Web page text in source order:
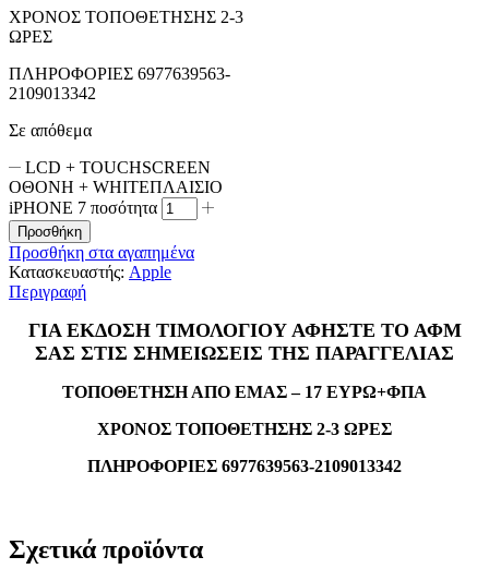
ΧΡΟΝΟΣ ΤΟΠΟΘΕΤΗΣΗΣ 2-3
ΩΡΕΣ
ΠΛΗΡΟΦΟΡΙΕΣ 6977639563-
2109013342
Σε απόθεμα
LCD + TOUCHSCREEN
ΟΘΟΝΗ + WHITEΠΛΑΙΣΙΟ
iPHONE 7 ποσότητα
Προσθήκη
Προσθήκη στα αγαπημένα
Κατασκευαστής: Apple
Περιγραφή
ΓΙΑ ΕΚΔΟΣΗ ΤΙΜΟΛΟΓΙΟΥ ΑΦΗΣΤΕ ΤΟ ΑΦΜ
ΣΑΣ ΣΤΙΣ ΣΗΜΕΙΩΣΕΙΣ ΤΗΣ ΠΑΡΑΓΓΕΛΙΑΣ
ΤΟΠΟΘΕΤΗΣΗ ΑΠΟ ΕΜΑΣ – 17 ΕΥΡΩ+ΦΠΑ
ΧΡΟΝΟΣ ΤΟΠΟΘΕΤΗΣΗΣ 2-3 ΩΡΕΣ
ΠΛΗΡΟΦΟΡΙΕΣ 6977639563-2109013342
Σχετικά προϊόντα